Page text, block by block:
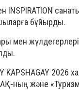
INSPIRATION
бұйырды.
мен
KAPSHAGAY
АҚ-ның және